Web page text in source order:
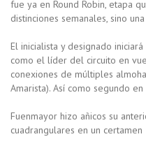
fue ya en Round Robin, etapa
distinciones semanales, sino
El inicialista y designado
como el líder del circuito en
conexiones de múltiples
Amarista). Así como segundo
Fuenmayor hizo añicos su
cuadrangulares en un certamen